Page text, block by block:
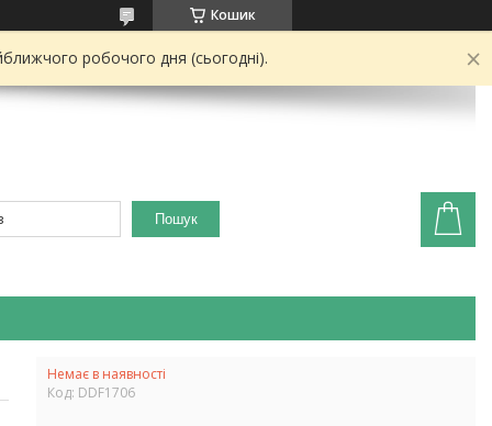
Кошик
робочого дня (сьогодні).
Пошук
Немає в наявності
Код: DDF1706